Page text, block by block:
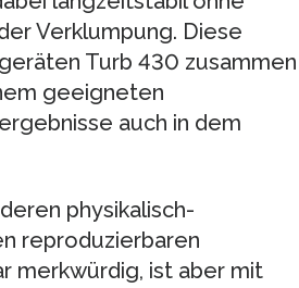
Verklumpung. Diese
Turb 430 zusammen
geeigneten
auch in dem
physikalisch-
reproduzierbaren
merkwürdig, ist aber mit